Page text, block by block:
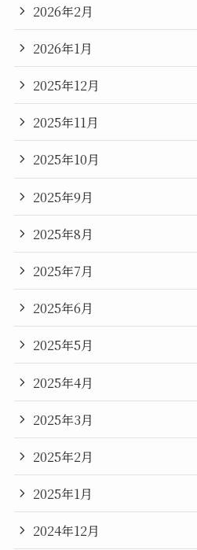
2026年2月
2026年1月
2025年12月
2025年11月
2025年10月
2025年9月
2025年8月
2025年7月
2025年6月
2025年5月
2025年4月
2025年3月
2025年2月
2025年1月
2024年12月